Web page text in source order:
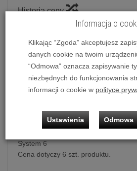
Historia ceny
System 6
Cena dotyczy 6 szt. produktu.
Informacja o
Klikając “Zgoda” akceptujesz
danych cookie na twoim
“Odmowa” oznacza zapisywanie
niezbędnych do funkcjonowania
informacji o cookie w polityce
Ustawienia Odmowa